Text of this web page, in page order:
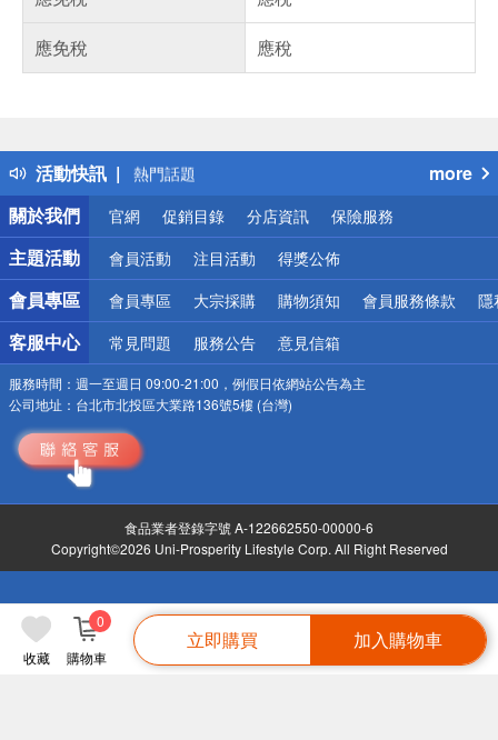
收藏 購物車
0
立即購買 加入購物車
應免稅
應稅
活動快訊
得獎公告
熱門話題
銀行優惠
偏遠地區配送
詐騙網頁！請小心！
more
關於我們
官網 促銷目錄 分店資訊 保險服務
主題活動 會員活動 注目活動 得獎公佈
會員專區 會員專區 大宗採購 購物須知 會員服務條款 隱
客服中心 常見問題 服務公告 意見信箱
服務時間： 週一至週日 09:00-21:00，例假日依網站公告為主
公司地址： 台北市北投區大業路136號5樓 (台灣)
食品業者登錄字號 A-122662550-00000-6
Copyright©2026 Uni-Prosperity Lifestyle Corp. All Right Reserved